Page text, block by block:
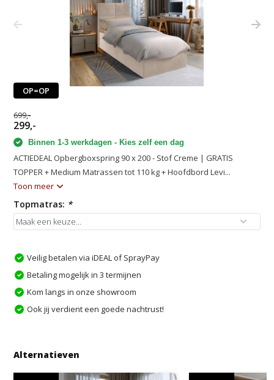
OP=OP
699,-
299,-
Binnen 1-3 werkdagen - Kies zelf een dag
ACTIEDEAL Opbergboxspring 90 x 200 - Stof Creme | GRATIS
TOPPER + Medium Matrassen tot 110 kg + Hoofdbord Levi...
Toon meer
Topmatras: *
Veilig betalen via iDEAL of SprayPay
Betaling mogelijk in 3 termijnen
Kom langs in onze showroom
Ook jij verdient een goede nachtrust!
Alternatieven